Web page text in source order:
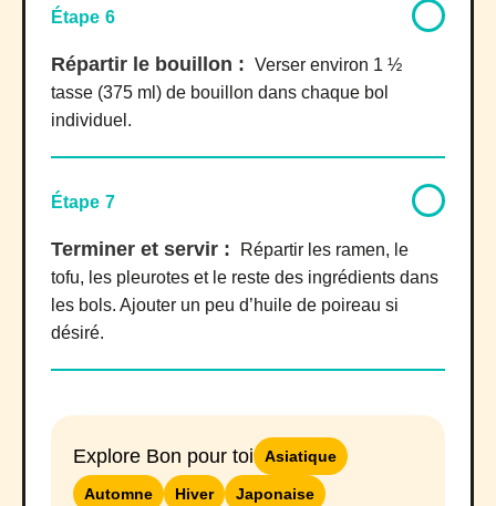
Étape 6
Répartir le bouillon : Verser environ 1 ½
tasse (375 ml) de bouillon dans chaque bol
individuel.
Étape 7
Terminer et servir :
Répartir les ramen, le
tofu, les pleurotes et le reste des ingrédients dans
les bols. Ajouter un peu d’huile de poireau si
désiré.
Explore Bon pour toi Asiatique
Automne Hiver Japonaise